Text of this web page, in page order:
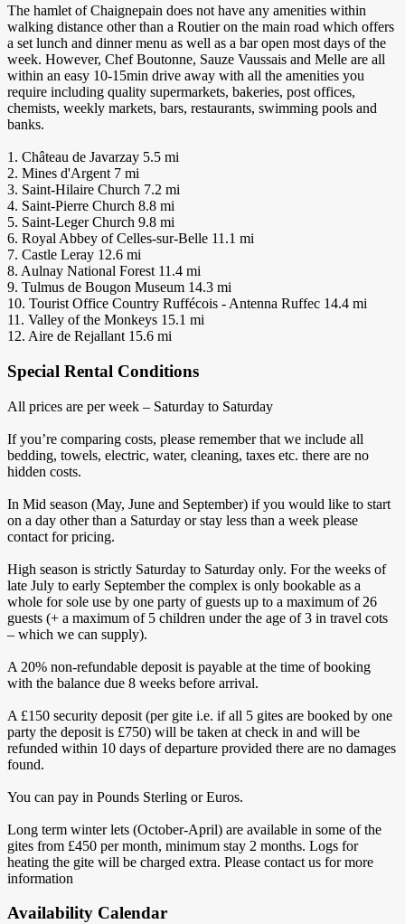
The hamlet of Chaignepain does not have any amenities within
walking distance other than a Routier on the main road which offers
a set lunch and dinner menu as well as a bar open most days of the
week. However, Chef Boutonne, Sauze Vaussais and Melle are all
within an easy 10-15min drive away with all the amenities you
require including quality supermarkets, bakeries, post offices,
chemists, weekly markets, bars, restaurants, swimming pools and
banks.
1. Château de Javarzay 5.5 mi
2. Mines d'Argent 7 mi
3. Saint-Hilaire Church 7.2 mi
4. Saint-Pierre Church 8.8 mi
5. Saint-Leger Church 9.8 mi
6. Royal Abbey of Celles-sur-Belle 11.1 mi
7. Castle Leray 12.6 mi
8. Aulnay National Forest 11.4 mi
9. Tulmus de Bougon Museum 14.3 mi
10. Tourist Office Country Ruffécois - Antenna Ruffec 14.4 mi
11. Valley of the Monkeys 15.1 mi
12. Aire de Rejallant 15.6 mi
Special Rental Conditions
All prices are per week – Saturday to Saturday
If you’re comparing costs, please remember that we include all
bedding, towels, electric, water, cleaning, taxes etc. there are no
hidden costs.
In Mid season (May, June and September) if you would like to start
on a day other than a Saturday or stay less than a week please
contact for pricing.
High season is strictly Saturday to Saturday only. For the weeks of
late July to early September the complex is only bookable as a
whole for sole use by one party of guests up to a maximum of 26
guests (+ a maximum of 5 children under the age of 3 in travel cots
– which we can supply).
A 20% non-refundable deposit is payable at the time of booking
with the balance due 8 weeks before arrival.
A £150 security deposit (per gite i.e. if all 5 gites are booked by one
party the deposit is £750) will be taken at check in and will be
refunded within 10 days of departure provided there are no damages
found.
You can pay in Pounds Sterling or Euros.
Long term winter lets (October-April) are available in some of the
gites from £450 per month, minimum stay 2 months. Logs for
heating the gite will be charged extra. Please contact us for more
information
Availability Calendar